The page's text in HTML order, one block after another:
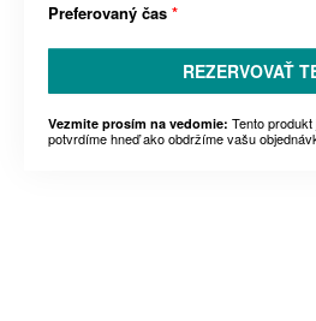
Preferovaný čas *
REZERVOVAŤ
Vezmite prosím na vedomie: Tento
potvrdíme hneď ako obdržíme vašu